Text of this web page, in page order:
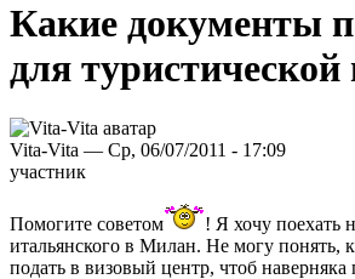
Какие документы
для
Vita-Vita — Ср, 06/07/2011 - 17:09
участник
Помогите советом
! Я хочу поехать
итальянского в Милан. Не могу понять,
подать в визовый центр, чтоб наверняка